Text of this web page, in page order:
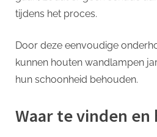
tijdens het proces.
Door deze eenvoudige
kunnen houten wandlampen
hun schoonheid behouden.
Waar te vinden en